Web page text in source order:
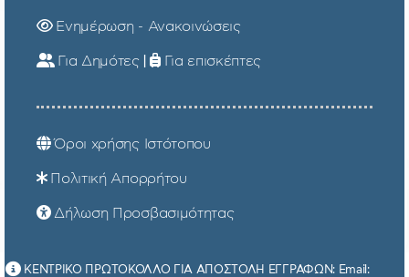
Ενημέρωση - Ανακοινώσεις
Για Δημότες | Για επισκέπτες
Όροι χρήσης Ιστότοπου
Πολιτική Απορρήτου
Δήλωση Προσβασιμότητας
ΚΕΝΤΡΙΚΟ ΠΡΩΤΟΚΟΛΛΟ ΓΙΑ ΑΠΟΣΤΟΛΗ ΕΓΓΡΑΦΩΝ: Email: